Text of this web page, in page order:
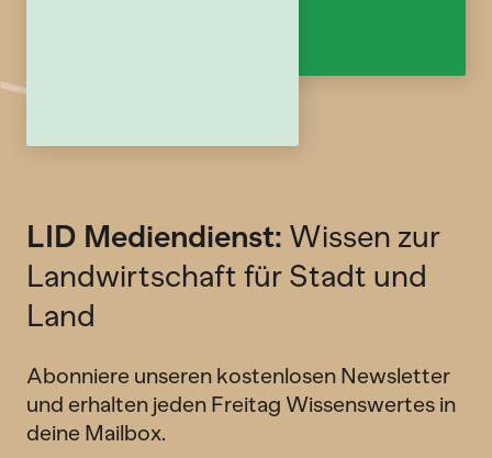
LID Mediendienst: Wissen zur
Landwirtschaft für Stadt und
Land
Abonniere unseren kostenlosen Newsletter
und erhalten jeden Freitag Wissenswertes in
deine Mailbox.